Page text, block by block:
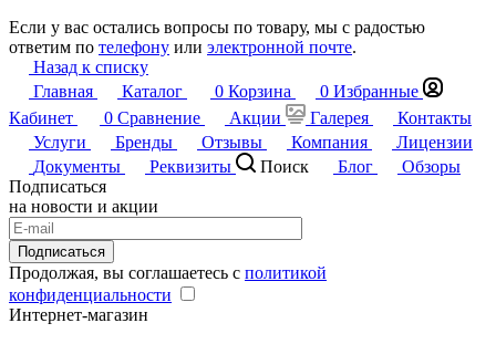
Если у вас остались вопросы по товару, мы с радостью
ответим по телефону или электронной почте.
Назад к списку
Главная
Каталог 0 Корзина 0 Избранные
Кабинет
0 Сравнение Акции Галерея
Контакты
Услуги
Бренды Отзывы Компания
Лицензии
Документы
Реквизиты Поиск Блог
Обзоры
Подписаться
на новости и акции
Подписаться
Продолжая, вы соглашаетесь с политикой
конфиденциальности
Интернет-магазин